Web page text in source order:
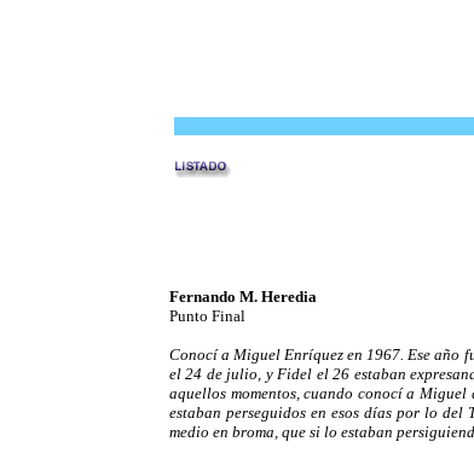
Fernando M. Heredia
Punto Final
Conocí a Miguel Enríquez en 1967. Ese año
el 24 de julio, y Fidel el 26 estaban
aquellos momentos, cuando conocí a
estaban perseguidos en esos días por lo
medio en broma, que si lo estaban